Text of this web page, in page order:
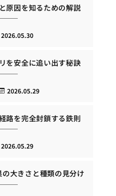
原因を知るための解説
2026.05.30
を安全に追い出す秘訣
2026.05.29
路を完全封鎖する鉄則
2026.05.29
大きさと種類の見分け